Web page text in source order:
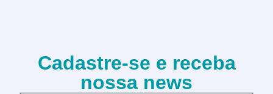
Cadastre-se e receba
nossa news